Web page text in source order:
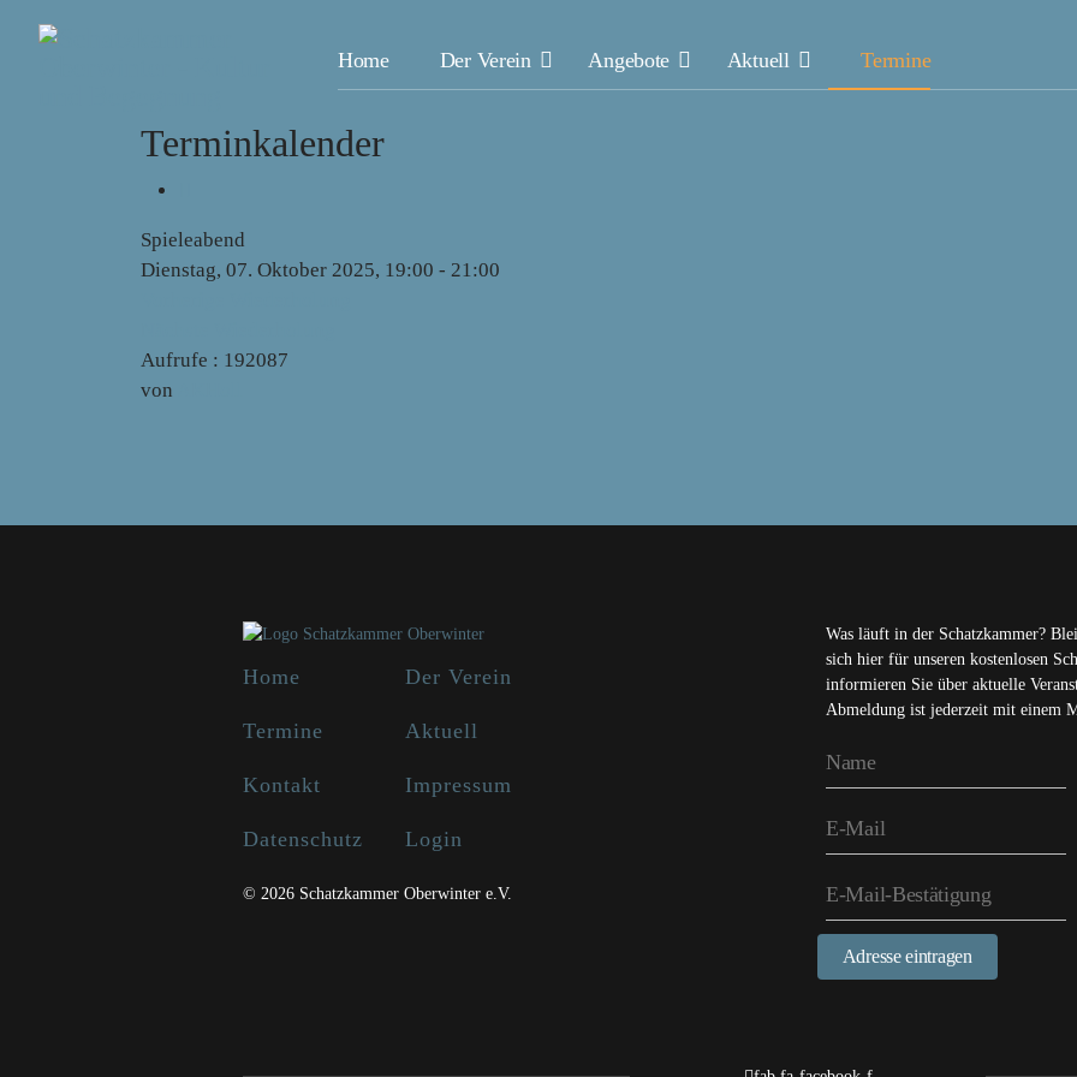
Home Der Verein Angebote Aktuell Termine
Terminkalender
Spieleabend
Dienstag, 07. Oktober 2025, 19:00 - 21:00
Aufrufe : 192087
von
Home Der Verein
Termine Aktuell
Kontakt Impressum
Datenschutz Login
© 2026 Schatzkammer Oberwinter e.V.
Was läuft in der Schatzkammer?
sich hier für unseren kostenlosen
informieren Sie über aktuelle
Abmeldung ist jederzeit mit einem
Adresse eintragen